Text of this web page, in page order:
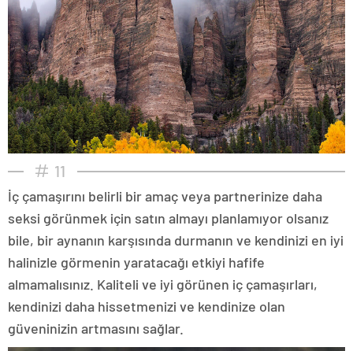
11
İç çamaşırını belirli bir amaç veya partnerinize daha
seksi görünmek için satın almayı planlamıyor olsanız
bile, bir aynanın karşısında durmanın ve kendinizi en iyi
halinizle görmenin yaratacağı etkiyi hafife
almamalısınız. Kaliteli ve iyi görünen iç çamaşırları,
kendinizi daha hissetmenizi ve kendinize olan
güveninizin artmasını sağlar.